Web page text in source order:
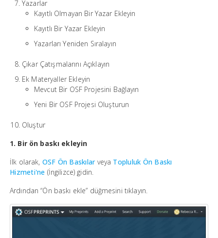
Yazarlar
Kayıtlı Olmayan Bir Yazar Ekleyin
Kayıtlı Bir Yazar Ekleyin
Yazarları Yeniden Sıralayın
Çıkar Çatışmalarını Açıklayın
Ek Materyaller Ekleyin
Mevcut Bir OSF Projesini Bağlayın
Yeni Bir OSF Projesi Oluşturun
Oluştur
1. Bir ön baskı ekleyin
İlk olarak, OSF Ön Baskılarveya Topluluk Ön Baskı
Hizmeti'ne (İngilizce) gidin.
Ardından “Ön baskı ekle” düğmesini tıklayın.